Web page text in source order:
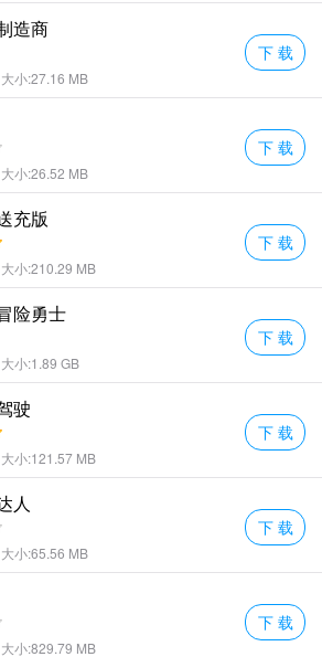
器轻松跳槽到练习级完成热情的团体赛玩
关注顺发游戏网
造商
大小:27.16 MB
下 载
大小:26.52 MB
下 载
充版
大小:210.29 MB
下 载
险勇士
大小:1.89 GB
下 载
驶
大小:121.57 MB
下 载
人
大小:65.56 MB
下 载
大小:829.79 MB
下 载